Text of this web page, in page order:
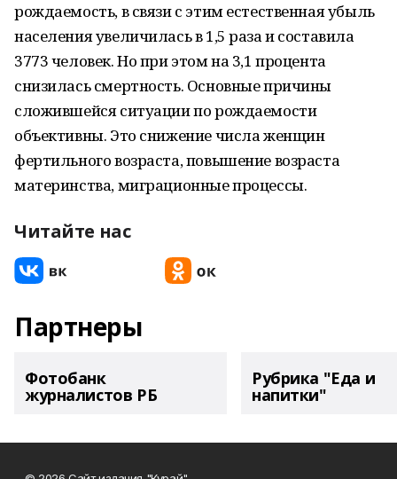
рождаемость, в связи с этим естественная убыль
населения увеличилась в 1,5 раза и составила
3773 человек. Но при этом на 3,1 процента
снизилась смертность. Основные причины
сложившейся ситуации по рождаемости
объективны. Это снижение числа женщин
фертильного возраста, повышение возраста
материнства, миграционные процессы.
Читайте нас
Партнеры
Фотобанк
журналистов РБ
Рубрика "Еда и
напитки"